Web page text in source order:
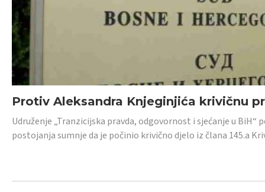
Protiv Aleksandra Knjeginjića krivičnu
Udruženje „Tranzicijska pravda, odgovornost i sjećanje u
postojanja sumnje da je počinio krivično djelo iz člana 145.a